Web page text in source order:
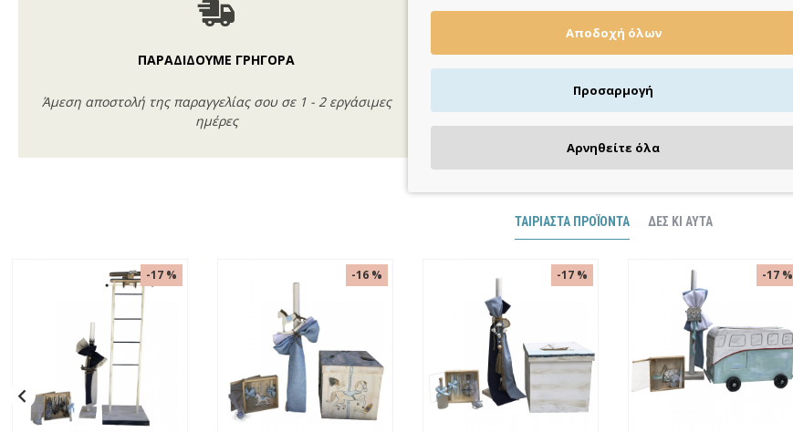
ΠΑΡΑΔΙΔΟΥΜΕ ΓΡΗΓΟΡΑ
Άμεση αποστολή της παραγγελίας σου σε 1 - 2 εργάσιμες
ημέρες
ΠΛΗΡΩΝΕΙΣ ΟΠΩΣ ΘΕΣ
Πιστωτική/χρεωστική κάρτα, αντικαταβολή ή κατάθεση
ΤΑΙΡΙΑΣΤΆ ΠΡΟΪΌΝΤΑ ΔΕΣ ΚΙ ΑΥΤΆ
-17 % -16 % -17 % -17 %
Αποδοχή όλων
Προσαρμογή
Αρνηθείτε όλα